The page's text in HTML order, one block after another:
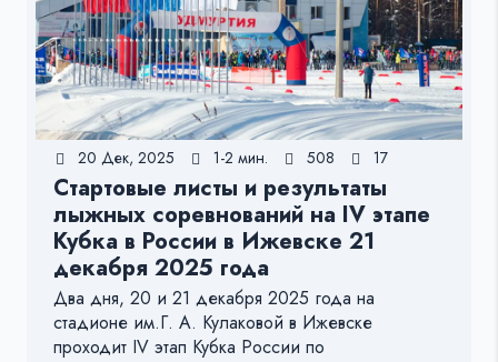
20 Дек, 2025 1-2 мин. 508 17
Стартовые листы и результаты
лыжных соревнований на IV этапе
Кубка в России в Ижевске 21
декабря 2025 года
Два дня, 20 и 21 декабря 2025 года на
стадионе им.Г. А. Кулаковой в Ижевске
проходит IV этап Кубка России по